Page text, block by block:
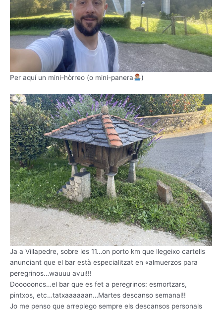
Per aquí un mini-hòrreo (o mini-panera )
Ja a Villapedre, sobre les 11…on porto km que llegeixo cartells
anunciant que el bar està especialitzat en «almuerzos para
peregrinos…wauuu avui!!!
Doooooncs…el bar que es fet a peregrinos: esmortzars,
pintxos, etc…tatxaaaaaan…Martes descanso semanal!!
Jo me penso que arreplego sempre els descansos personals